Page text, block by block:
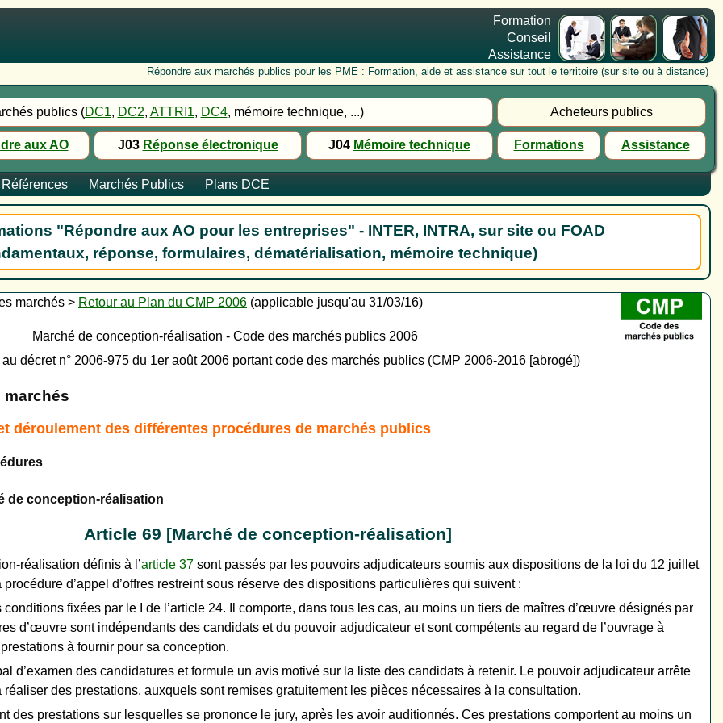
Formation
Conseil
Assistance
Répondre aux marchés publics pour les PME : Formation, aide et assistance sur tout le territoire (sur site ou à distance)
publics (DC1, DC2, ATTRI1, DC4, mémoire technique, ...) Acheteurs publics
aux AO J03 Réponse électronique J04 Mémoire technique Formations Assistance
Références Marchés Publics Plans DCE
"Répondre aux AO pour les entreprises" - INTER, INTRA, sur site ou FOAD
réponse, formulaires, dématérialisation, mémoire technique)
marchés > Retour au Plan du CMP 2006 (applicable jusqu'au 31/03/16)
Marché de conception-réalisation - Code des marchés publics 2006
décret n° 2006-975 du 1er août 2006 portant code des marchés publics (CMP 2006-2016 [abrogé])
marchés
déroulement des différentes procédures de marchés publics
de conception-réalisation
Article 69 [Marché de conception-réalisation]
réalisation définis à l’article 37 sont passés par les pouvoirs adjudicateurs soumis aux dispositions de la loi du 12 juillet
d’appel d’offres restreint sous réserve des dispositions particulières qui suivent :
fixées par le I de l’article 24. Il comporte, dans tous les cas, au moins un tiers de maîtres d’œuvre désignés par
d’œuvre sont indépendants des candidats et du pouvoir adjudicateur et sont compétents au regard de l’ouvrage à
à fournir pour sa conception.
d’examen des candidatures et formule un avis motivé sur la liste des candidats à retenir. Le pouvoir adjudicateur arrête
des prestations, auxquels sont remises gratuitement les pièces nécessaires à la consultation.
des prestations sur lesquelles se prononce le jury, après les avoir auditionnés. Ces prestations comportent au moins un